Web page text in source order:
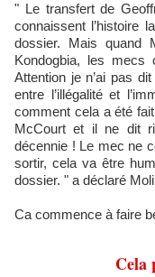
" Le transfert de
connaissent l’histoire
dossier. Mais quand
Kondogbia, les
Attention je n’ai pas
entre l’illégalité et
comment cela a été
McCourt et il ne dit
décennie ! Le mec ne
sortir, cela va être
dossier. " a déclaré
Ca commence à faire
Cela